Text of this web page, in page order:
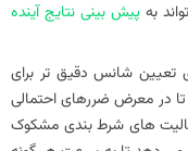
بهپیش بینی نتایج آینده
تعیین شانس دقیق‌ تر برای
تا در معرض ضررهای احتمالی
های شرط‌ بندی مشکوک